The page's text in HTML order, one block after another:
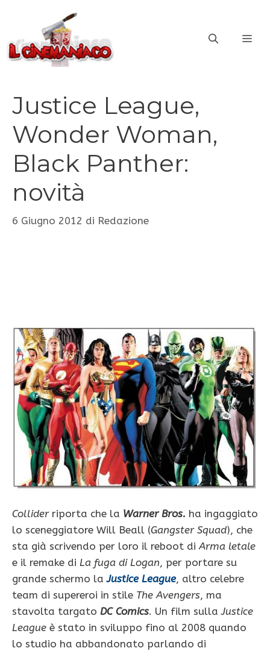
contenuto
Justice League,
Wonder Woman,
Black Panther:
novità
6 Giugno 2012 di Redazione
Colliderriporta che la Warner Bros. ha ingaggiato
lo sceneggiatore Will Beall (Gangster Squad), che
sta già scrivendo per loro il reboot diArma letale
e il remake di La fuga di Logan, per portare su
grande schermo la Justice League, altro celebre
team di supereroi in stile The Avengers, ma
stavolta targato DC Comics. Un film sullaJustice
League è stato in sviluppo fino al 2008 quando
lo studio ha abbandonato parlando di